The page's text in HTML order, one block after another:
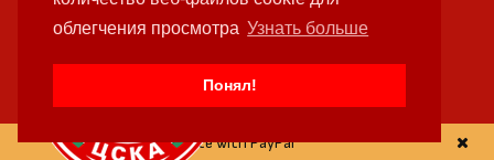
облегчения просмотра Узнать больше
Понял!
Donate with PayPal